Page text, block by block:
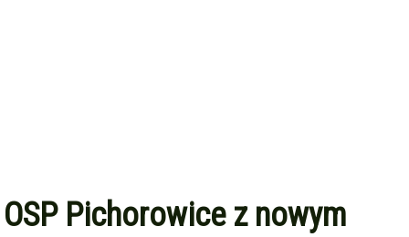
OSP Pichorowice z nowym